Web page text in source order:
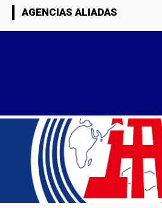
AGENCIAS ALIADAS